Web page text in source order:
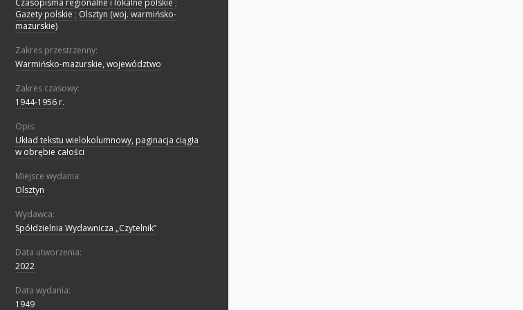
Czasopisma regionalne i lokalne polskie ;
Gazety polskie ; Olsztyn (woj. warmińsko-
mazurskie)
Zakres przestrzenny:
Warmińsko-mazurskie, województwo
Zakres czasowy:
1944-1956 r.
Opis:
Układ tekstu wielokolumnowy, paginacja ciągła
w obrębie całości
Miejsce wydania:
Olsztyn
Wydawca:
Spółdzielnia Wydawnicza „Czytelnik”
Data utworzenia:
2022
Data wydania:
1949